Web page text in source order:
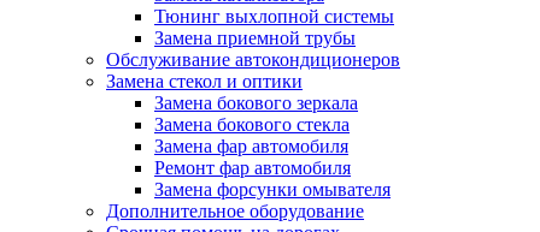
Тюнинг выхлопной системы
Замена приемной трубы
Обслуживание автокондиционеров
Замена стекол и оптики
Замена бокового зеркала
Замена бокового стекла
Замена фар автомобиля
Ремонт фар автомобиля
Замена форсунки омывателя
Дополнительное оборудование